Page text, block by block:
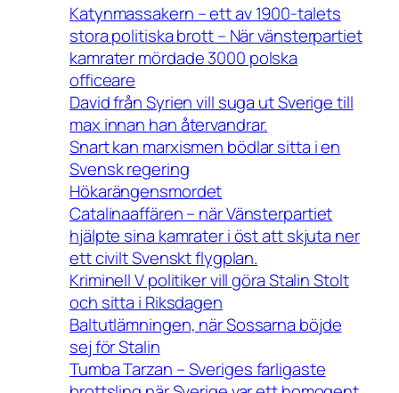
Katynmassakern – ett av 1900-talets
stora politiska brott – När vänsterpartiet
kamrater mördade 3000 polska
officeare
David från Syrien vill suga ut Sverige till
max innan han återvandrar.
Snart kan marxismen bödlar sitta i en
Svensk regering
Hökarängensmordet
Catalinaaffären – när Vänsterpartiet
hjälpte sina kamrater i öst att skjuta ner
ett civilt Svenskt flygplan.
Kriminell V politiker vill göra Stalin Stolt
och sitta i Riksdagen
Baltutlämningen, när Sossarna böjde
sej för Stalin
Tumba Tarzan – Sveriges farligaste